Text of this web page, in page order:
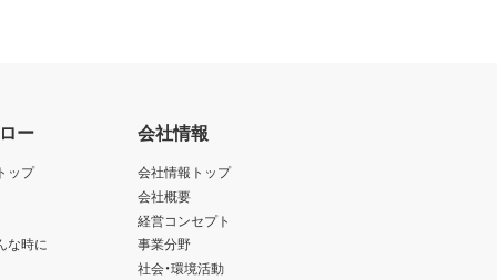
ー
ップ
な時に
会社情報
会社情報トップ
会社概要
経営コンセプト
事業分野
社会・環境活動